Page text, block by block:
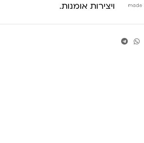
ויצירות אומנות.